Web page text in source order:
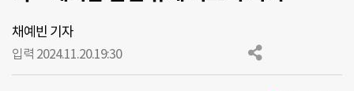
채예빈 기자
입력 2024.11.20.19:30